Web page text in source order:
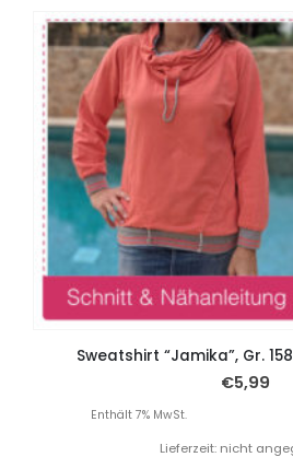
Sweatshirt “Jamika”, Gr.
€5,99
Enthält 7% MwSt.
Lieferzeit: nicht